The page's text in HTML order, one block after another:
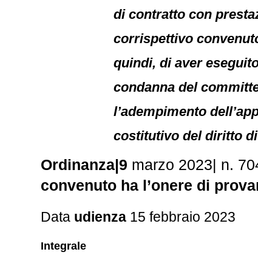
di contratto con
corrispettivo
quindi, di aver
condanna del
l’adempimento
costitutivo del diritto
Ordinanza|9 marzo 2023| n.
convenuto ha l’onere di
Data udienza 15 febbraio 2023
Integrale